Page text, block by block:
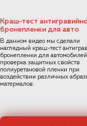
Краш-тест
бронепленки для авто
В данном видео мы сделали
наглядный краш-тест
бронепленки для
проверка защитных свойств
полиуретановой пленки при
воздействии различных
материалов.